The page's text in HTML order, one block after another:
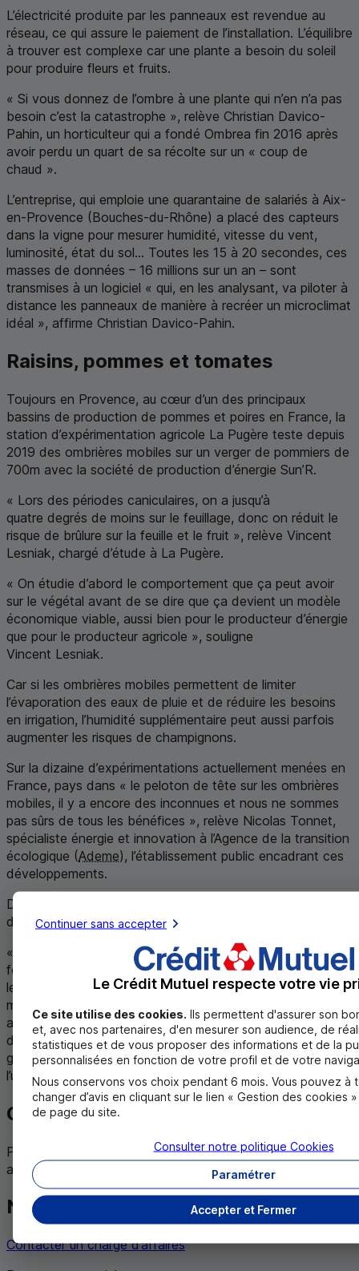
L’électricité produite par les panneaux est revendue au
réseau, ce qui assure le paiement de l’installation. L’équilibre
à trouver est complexe car une plante a besoin du soleil
pour produire fleurs et fruits.
« Si vous donnez de l’ombre à une plante qui n’en n’a pas
besoin c’est la catastrophe », relève Christian Davico-
Pahin, un horticulteur qui a fondé Ombrea fin 2016 après
avoir perdu un quart de sa récolte sur un « coup de
chaud ».
L’entreprise, qui emploie une quarantaine de salariés à Aix-
en-Provence (Bouches-du-Rhône) a placé des capteurs
dans la vigne pour mesurer humidité, vitesse du vent,
luminosité, état du sol... Toutes les 15 à 20 secondes, ces
masses de données – 16 millions sur un an – sont
transmises à un logiciel « qui, en les analysant, va piloter à
distance les panneaux de manière à recréer un microclimat
idéal », affirme Christian Davico-Pahin.
Raisins, pommes et tomates
Toujours en Provence, au cœur d’un des principaux
bassins de production de pommes et poires en France, la
station d’expérimentation agricole La Pugère teste depuis
2019 des ombrières mobiles sur un verger de pommiers de
700m avec la société de production d’énergie Sun’R.
« Lors des périodes caniculaires, on a jusqu’à
quatre degrés de moins sur le feuillage, donc on réduit le
risque de brûlure sur la feuille et le fruit », relève Vincent
Lesniak, chargé d’étude à La Pugère.
« On étudie d’abord le comportement que ça peut avoir
sur le végétal avant de se dire que ça devient un modèle
économique viable, aussi bien pour le producteur d’énergie
que pour le producteur agricole », souligne
Vincent Lesniak.
Car si les ombrières mobiles permettent de limiter
l’évaporation des eaux de pluie et de réduire les besoins
en irrigation, l’humidité supplémentaire peut aussi parfois
augmenter les risques de champignons.
Sur la dizaine d’expérimentations actuellement menées en
France, pays dans « le peloton de tête sur les ombrières
mobiles, il y a encore des inconnues et nous ne sommes
pas sûrs de tous les bénéfices », relève Nicolas Tonnet,
spécialiste énergie et innovation à l’Agence de la transition
écologique (Ademe), l’établissement public encadrant ces
développements.
D’où le lancement de quelque 70 nouveaux projets qui
devraient être suivis sur plusieurs années par l’
« Dans des zones où l’ensoleillement est de plus en plus
fort, cet ombrage peut être intéressant pour la vigne, pour
les tomates ou en arboriculture », relève Nicolas Tonnet,
mais dans d’autres, manquant de luminosité, cela peut
avoir des conséquences « négatives ». D’où la vigilance
de l’
Ademepour que la course à l’énergie renouvelable ne
grignote pas des terrains agricoles, déjà mités par
l’urbanisation.
Gardez le contact avec Agri Mutuel !
Pour recevoir les nouveautés parues sur le site Agri Mutuel,
abonnez-vous à
Nous contacter
Contacter un chargé d’affaires
Continuer sans accepter
Le Crédit Mutuel respecte votre vie
Ce site utilise des cookies. Ils permettent d'assurer son
et, avec nos partenaires, d'en mesurer son audience, de
statistiques et de vous proposer des informations et de la
personnalisées en fonction de votre profil et de votre
Nous conservons vos choix pendant 6 mois. Vous pouvez à
changer d’avis en cliquant sur le lien « Gestion des cookies
de page du site.
Accepter et Fermer
Paramétrer
Consulter notre politique Cookies